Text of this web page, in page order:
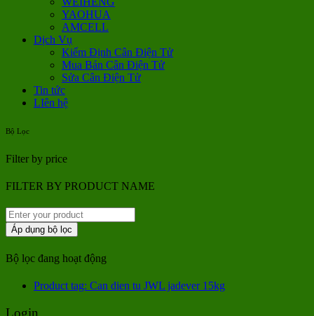
YAOHUA
AMCELL
Dịch Vụ
Kiểm Định Cân Điện Tử
Mua Bán Cân Điện Tử
Sửa Cân Điện Tử
Tin tức
LIên hệ
Bộ Lọc
Filter by price
FILTER BY PRODUCT NAME
Áp dụng bộ lọc
Bộ lọc đang hoạt động
Product tag: Can dien tu JWL jadever 15kg
Login